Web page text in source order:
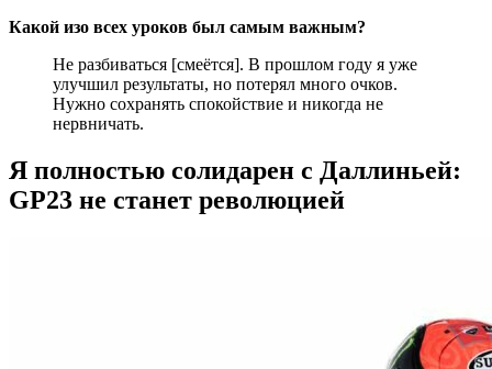
Какой изо всех уроков был самым важным?
Не разбиваться [смеётся]. В прошлом году я уже
улучшил результаты, но потерял много очков.
Нужно сохранять спокойствие и никогда не
нервничать.
Я полностью солидарен с Даллиньей:
GP23 не станет революцией